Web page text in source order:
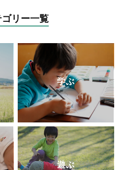
）、『3～6歳 能力を伸ばす 個性
る』（主婦の友社）など多数。
ゴリー一覧
学ぶ
遊ぶ